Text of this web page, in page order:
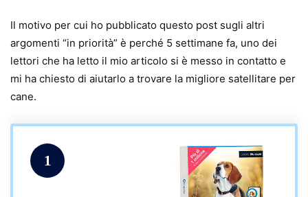
Il motivo per cui ho pubblicato questo post sugli altri
argomenti “in priorità” è perché 5 settimane fa, uno dei
lettori che ha letto il mio articolo si è messo in contatto e
mi ha chiesto di aiutarlo a trovare la migliore satellitare per
cane.
1